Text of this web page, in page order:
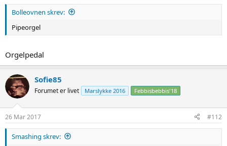
Bolleovnen skrev:
Pipeorgel
Orgelpedal
Sofie85
Forumet er livet Marslykke 2016 Febbisbebbis'18
26 Mar 2017 #112
Smashing skrev: